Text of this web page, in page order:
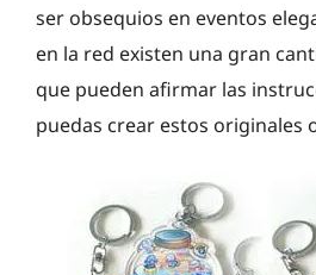
ser obsequios en eventos
en la red existen una gran
que pueden afirmar las
puedas crear estos originales